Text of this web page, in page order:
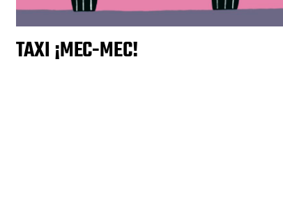
TAXI ¡MEC-MEC!